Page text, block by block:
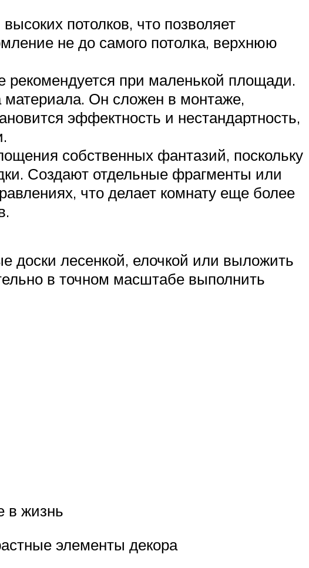
потолков, что позволяет
не до самого потолка, верхнюю
рекомендуется при маленькой площади.
материала. Он сложен в монтаже,
эффектность и нестандартность,
собственных фантазий, поскольку
Создают отдельные фрагменты или
что делает комнату еще более
доски лесенкой, елочкой или выложить
в точном масштабе выполнить
в жизнь
элементы декора